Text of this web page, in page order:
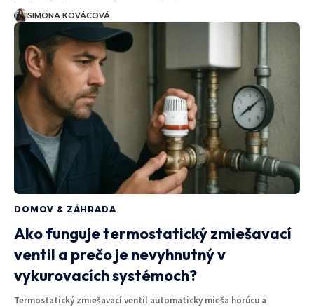
SIMONA KOVÁCOVÁ
DOMOV & ZÁHRADA
Ako funguje termostatický zmiešavací
ventil a prečo je nevyhnutný v
vykurovacích systémoch?
Termostatický zmiešavací ventil automaticky mieša horúcu a